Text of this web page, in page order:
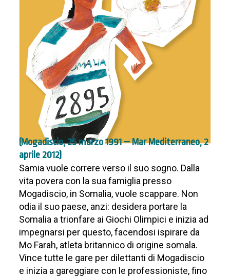
(Mogadiscio, 25 marzo 1991 – Mar Mediterraneo, 2
aprile 2012)
Samia vuole correre verso il suo sogno. Dalla
vita povera con la sua famiglia presso
Mogadiscio, in Somalia, vuole scappare. Non
odia il suo paese, anzi: desidera portare la
Somalia a trionfare ai Giochi Olimpici e inizia ad
impegnarsi per questo, facendosi ispirare da
Mo Farah, atleta britannico di origine somala.
Vince tutte le gare per dilettanti di Mogadiscio
e inizia a gareggiare con le professioniste, fino